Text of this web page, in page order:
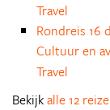
Travel
Rondreis 16
Cultuur en
Travel
Bekijkalle 12